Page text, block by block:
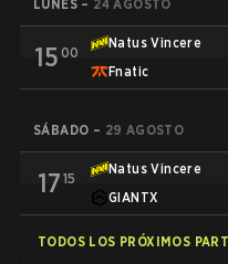
LUNES – 24 AGOSTO
15 00
Natus Vincere
Fnatic
SÁBADO – 29 AGOSTO
17 15
Natus Vincere
GIANTX
TODOS LOS PRÓXIMOS